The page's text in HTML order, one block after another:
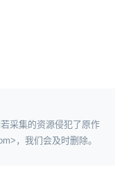
采集的资源侵犯了原作
，我们会及时删除。